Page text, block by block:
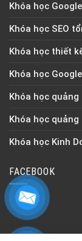
Khóa học
Khóa học SEO
Khóa học thiết
Khóa học
Khóa học
Khóa học
Khóa học Kinh
FACEBOOK